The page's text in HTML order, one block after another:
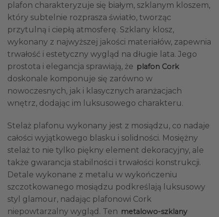
plafon charakteryzuje się białym, szklanym kloszem,
który subtelnie rozprasza światło, tworząc
przytulną i ciepłą atmosferę. Szklany klosz,
wykonany z najwyższej jakości materiałów, zapewnia
trwałość i estetyczny wygląd na długie lata. Jego
prostota i elegancja sprawiają, że plafon Cork
doskonale komponuje się zarówno w
nowoczesnych, jak i klasycznych aranżacjach
wnętrz, dodając im luksusowego charakteru.
Stelaż plafonu wykonany jest z mosiądzu, co nadaje
całości wyjątkowego blasku i solidności. Mosiężny
stelaż to nie tylko piękny element dekoracyjny, ale
także gwarancja stabilności i trwałości konstrukcji.
Detale wykonane z metalu w wykończeniu
szczotkowanego mosiądzu podkreślają luksusowy
styl glamour, nadając plafonowi Cork
niepowtarzalny wygląd. Ten metalowo-szklany